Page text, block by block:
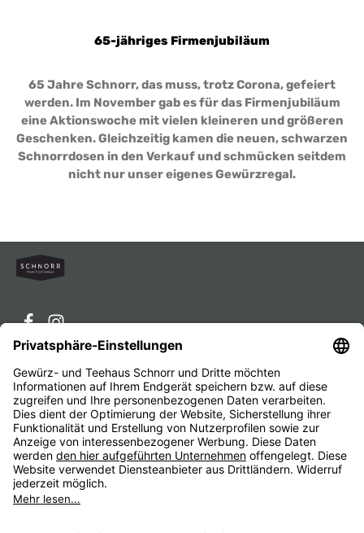
65-jähriges Firmenjubiläum
65 Jahre Schnorr, das muss, trotz Corona, gefeiert
werden. Im November gab es für das Firmenjubiläum
eine Aktionswoche mit vielen kleineren und größeren
Geschenken. Gleichzeitig kamen die neuen, schwarzen
Schnorrdosen in den Verkauf und schmücken seitdem
nicht nur unser eigenes Gewürzregal.
Service-Hotline
Service
Unternehmen
Alle Preise inkl. gesetzl. Mehrwertsteuer zzgl.